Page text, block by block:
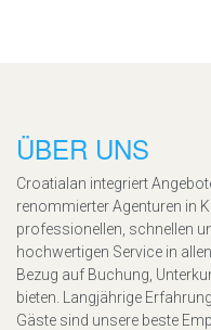
ÜBER UNS
Croatialan integriert
renommierter Agenturen in
professionellen, schnellen
hochwertigen Service in
Bezug auf Buchung,
bieten. Langjährige
Gäste sind unsere beste